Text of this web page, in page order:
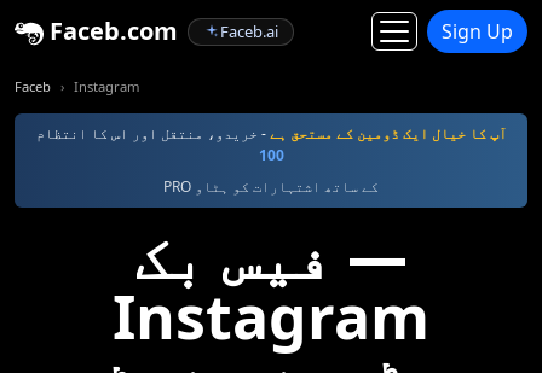
Faceb.com Faceb.ai Sign Up
Faceb Instagram
آپ کا خیال ایک ڈومین کے مستحق ہے- خریدو، منتقل اور اس کا انتظام
100
PRO کے ساتھ اشتہارات کو ہٹاو
فیس بک —
Instagram